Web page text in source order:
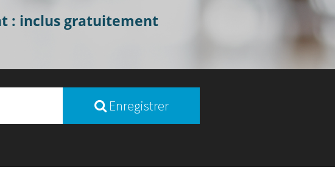
: inclus gratuitement
Enregistrer